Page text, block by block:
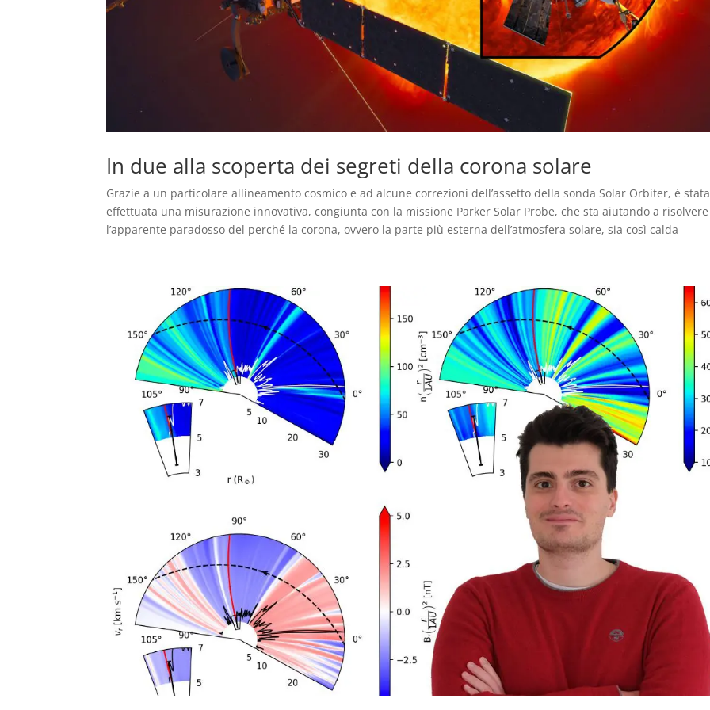
In due alla scoperta dei segreti della corona solare
Grazie a un particolare allineamento cosmico e ad alcune correzioni dell’assetto della sonda Solar Orbiter, è stata
effettuata una misurazione innovativa, congiunta con la missione Parker Solar Probe, che sta aiutando a risolvere
l’apparente paradosso del perché la corona, ovvero la parte più esterna dell’atmosfera solare, sia così calda